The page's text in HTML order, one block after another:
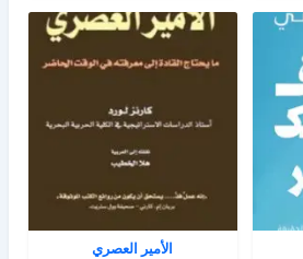
الأمير العصري